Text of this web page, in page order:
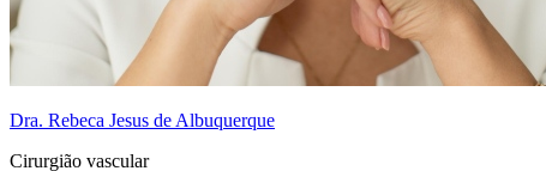
Dra. Rebeca Jesus de Albuquerque
Cirurgião vascular